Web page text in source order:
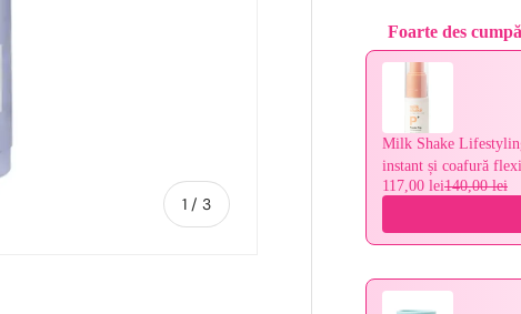
1 / De
3
Foarte des
Use the Previous
Milk Shake
instant și coafură
117,00 lei140,00 lei